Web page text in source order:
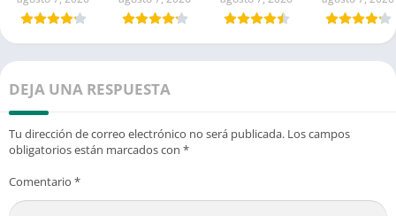
DEJA UNA RESPUESTA
Tu dirección de correo electrónico no será publicada. Los campos
obligatorios están marcados con *
Comentario *